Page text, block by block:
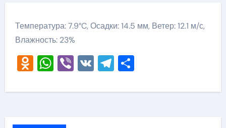
Температура: 7.9°C, Осадки: 14.5 мм, Ветер: 12.1 м/с,
Влажность: 23%
Odnoklassniki
WhatsApp
Viber
VKTelegram
Отправить